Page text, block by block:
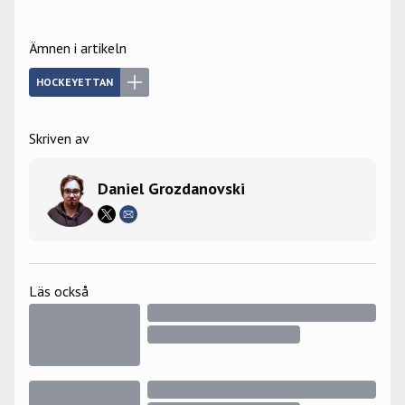
Ämnen i artikeln
HOCKEYETTAN
Skriven av
Daniel Grozdanovski
Läs också